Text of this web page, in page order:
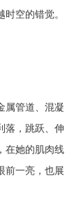
空的错觉。
属管道、混凝
落，跳跃、伸
在她的肌肉线
前一亮，也展